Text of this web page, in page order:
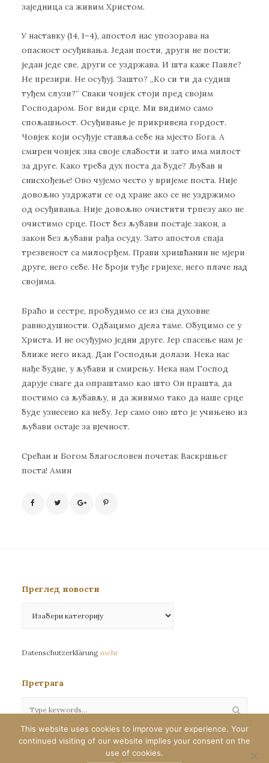
заједница са живим Христом.
У наставку (14, 1–4), апостол нас упозорава на
опасност осуђивања. Један пости, други не пости;
један једе све, други се уздржава. И шта каже Павле?
Не презири. Не осуђуј. Зашто? „Ко си ти да судиш
туђем слузи?“ Сваки човјек стоји пред својим
Господаром. Бог види срце. Ми видимо само
спољашњост. Осуђивање је прикривена гордост.
Човјек који осуђује ставља себе на мјесто Бога. А
смирен човјек зна своје слабости и зато има милост
за друге. Како треба дух поста да буде? Љубав и
снисхођење! Ово чујемо често у вријеме поста. Није
довољно уздржати се од хране ако се не уздржимо
од осуђивања. Није довољно очистити трпезу ако не
очистимо срце. Пост без љубави постаје закон, а
закон без љубави рађа осуду. Зато апостол спаја
трезвеност са милосрђем. Прави хришћанин не мјери
друге, него себе. Не броји туђе гријехе, него плаче над
својима.
Браћо и сестре, пробудимо се из сна духовне
равнодушности. Одбацимо дјела таме. Обуцимо се у
Христа. И не осуђујмо једни друге. Јер спасење нам је
ближе него икад. Дан Господњи долази. Нека нас
нађе будне, у љубави и смирењу. Нека нам Господ
дарује снаге да опраштамо као што Он прашта, да
постимо са љубављу, и да живимо тако да наше срце
буде узнесено ка небу. Јер само оно што је учињено из
љубави остаје за вјечност.
Срећан и Богом благословен почетак Васкршњег
поста! Амин
Преглед новости
новости
Datenschutzerklärung mehr
Претрага
Сва права задржана©eparhija-nemacka.com
Илустрације : Јелена Јефтић
This website uses cookies to improve your experience. Your
continued visiting of our website implies your consent on the
use of cookies.